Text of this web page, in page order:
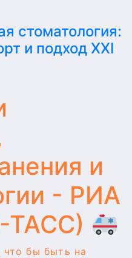
стоматология:
и подход XXI
и
- РИА
что бы быть на